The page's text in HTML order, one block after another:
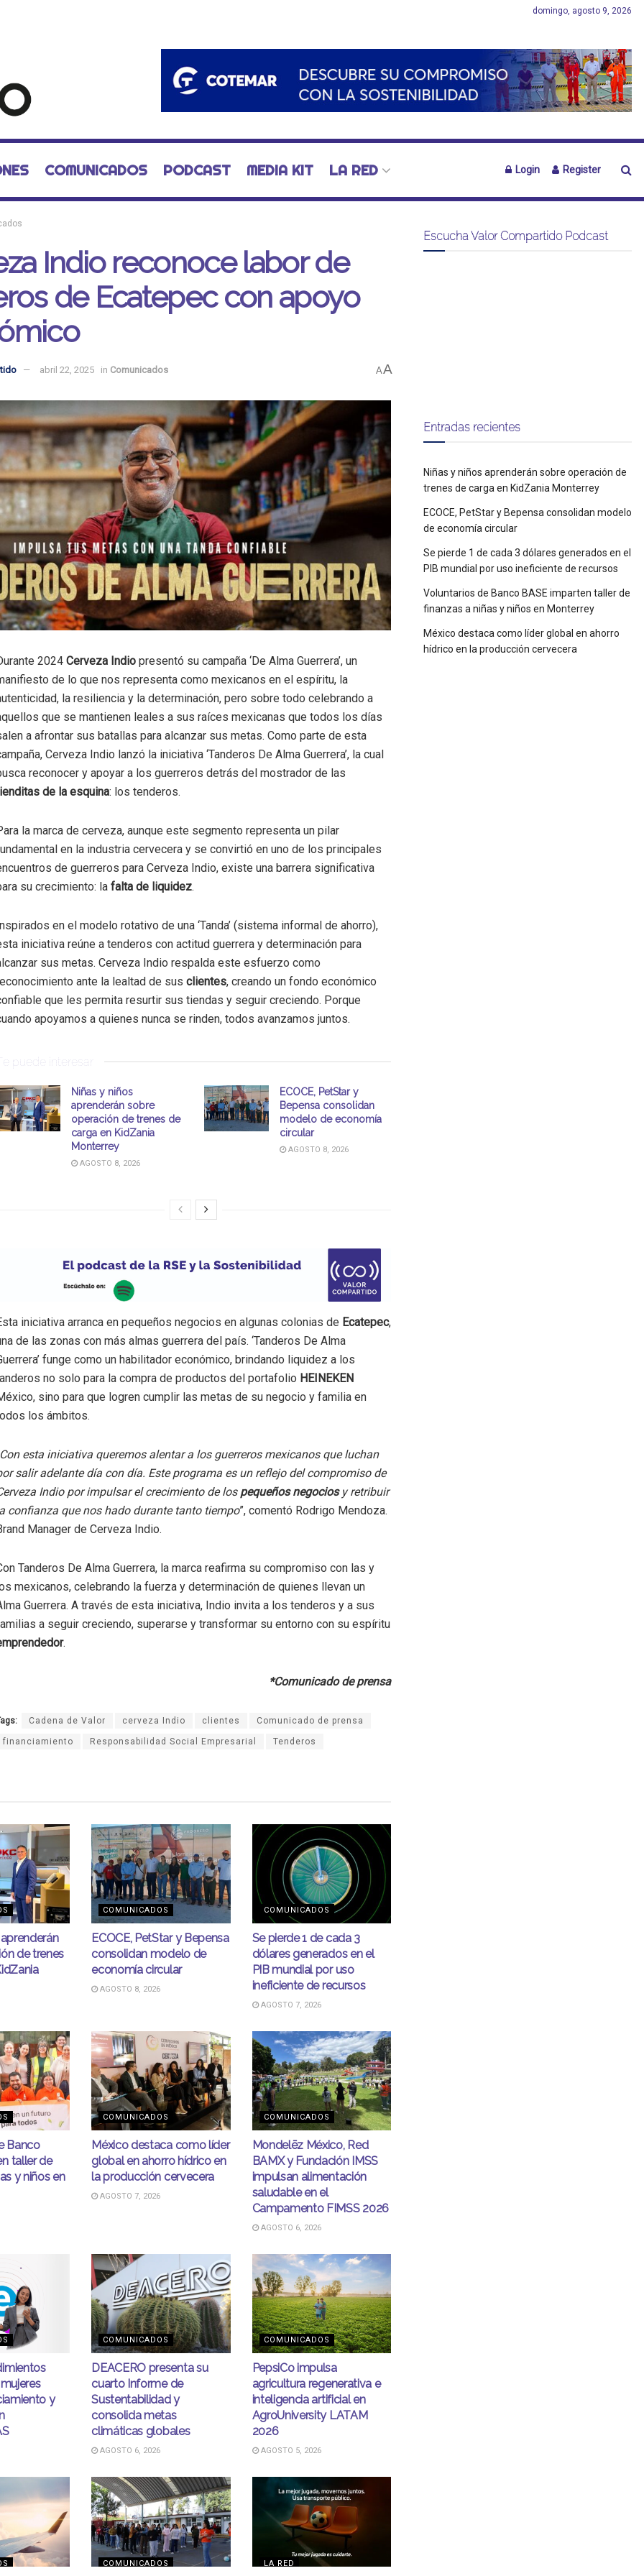
domingo, agosto 9, 2026
COMUNICADOS PODCAST MEDIA KIT LA RED Login Register
Indio reconoce labor de
de Ecatepec con apoyo
abril 22, 2025 in Comunicados AA
2024 Cerveza Indio presentó su campaña ‘De Alma Guerrera’, un
de lo que nos representa como mexicanos en el espíritu, la
la resiliencia y la determinación, pero sobre todo celebrando a
que se mantienen leales a sus raíces mexicanas que todos los días
a afrontar sus batallas para alcanzar sus metas. Como parte de esta
Cerveza Indio lanzó la iniciativa ‘Tanderos De Alma Guerrera’, la cual
reconocer y apoyar a los guerreros detrás del mostrador de las
de la esquina: los tenderos.
la marca de cerveza, aunque este segmento representa un pilar
en la industria cervecera y se convirtió en uno de los principales
de guerreros para Cerveza Indio, existe una barrera significativa
su crecimiento: la falta de liquidez.
en el modelo rotativo de una ‘Tanda’ (sistema informal de ahorro),
iniciativa reúne a tenderos con actitud guerrera y determinación para
sus metas. Cerveza Indio respalda este esfuerzo como
ante la lealtad de sus clientes, creando un fondo económico
que les permita resurtir sus tiendas y seguir creciendo. Porque
apoyamos a quienes nunca se rinden, todos avanzamos juntos.
puede interesar
Niñas y niños
aprenderán sobre
operación de trenes de
carga en KidZania
Monterrey
AGOSTO 8, 2026
ECOCE, PetStar y
Bepensa consolidan
modelo de economía
circular
AGOSTO 8, 2026
iniciativa arranca en pequeños negocios en algunas colonias de Ecatepec,
de las zonas con más almas guerrera del país. ‘Tanderos De Alma
funge como un habilitador económico, brindando liquidez a los
no solo para la compra de productos del portafolio HEINEKEN
sino para que logren cumplir las metas de su negocio y familia en
los ámbitos.
Con esta iniciativa queremos alentar a los guerreros mexicanos que luchan
salir adelante día con día. Este programa es un reflejo del compromiso de
Indio por impulsar el crecimiento de lospequeños negociosy retribuir
confianza que nos hado durante tanto tiempo”, comentó Rodrigo Mendoza.
Manager de Cerveza Indio.
Tanderos De Alma Guerrera, la marca reafirma su compromiso con las y
mexicanos, celebrando la fuerza y determinación de quienes llevan un
Guerrera. A través de esta iniciativa, Indio invita a los tenderos y a sus
a seguir creciendo, superarse y transformar su entorno con su espíritu
.
*Comunicado de prensa
Cadena de Valor cerveza Indio clientes Comunicado de prensa
financiamiento Responsabilidad Social Empresarial Tenderos
de trenes
COMUNICADOS
ECOCE, PetStar y Bepensa
consolidan modelo de
economía circular
AGOSTO 8, 2026
COMUNICADOS
Se pierde 1 de cada 3
dólares generados en el
PIB mundial por uso
ineficiente de recursos
AGOSTO 7, 2026
Banco
taller de
y niños en
COMUNICADOS
México destaca como líder
global en ahorro hídrico en
la producción cervecera
AGOSTO 7, 2026
COMUNICADOS
Mondelēz México, Red
BAMX y Fundación IMSS
impulsan alimentación
saludable en el
Campamento FIMSS 2026
AGOSTO 6, 2026
y
COMUNICADOS
DEACERO presenta su
cuarto Informe de
Sustentabilidad y
consolida metas
climáticas globales
AGOSTO 6, 2026
COMUNICADOS
PepsiCo impulsa
agricultura regenerativa e
inteligencia artificial en
AgroUniversity LATAM
2026
AGOSTO 5, 2026
COMUNICADOS LA RED
Escucha Valor Compartido Podcast
Entradas recientes
Niñas y niños aprenderán sobre operación de
trenes de carga en KidZania Monterrey
ECOCE, PetStar y Bepensa consolidan modelo
de economía circular
Se pierde 1 de cada 3 dólares generados en el
PIB mundial por uso ineficiente de recursos
Voluntarios de Banco BASE imparten taller de
finanzas a niñas y niños en Monterrey
México destaca como líder global en ahorro
hídrico en la producción cervecera